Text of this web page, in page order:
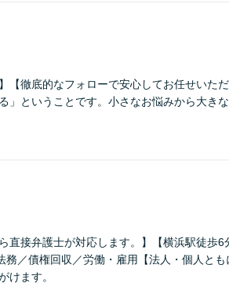
【徹底的なフォローで安心してお任せいた
」ということです。小さなお悩みから大き
直接弁護士が対応します。】【横浜駅徒歩
／債権回収／労働・雇用【法人・個人とも
けます。